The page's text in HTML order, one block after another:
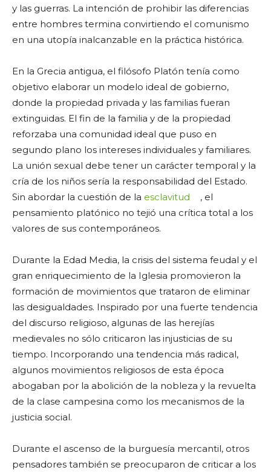
y las guerras. La intención de prohibir las diferencias
entre hombres termina convirtiendo el comunismo
en una utopía inalcanzable en la práctica histórica.
En la Grecia antigua, el filósofo Platón tenía como
objetivo elaborar un modelo ideal de gobierno,
donde la propiedad privada y las familias fueran
extinguidas. El fin de la familia y de la propiedad
reforzaba una comunidad ideal que puso en
segundo plano los intereses individuales y familiares.
La unión sexual debe tener un carácter temporal y la
cría de los niños sería la responsabilidad del Estado.
Sin abordar la cuestión de la esclavitud
, el
pensamiento platónico no tejió una crítica total a los
valores de sus contemporáneos.
Durante la Edad Media, la crisis del sistema feudal y el
gran enriquecimiento de la Iglesia promovieron la
formación de movimientos que trataron de eliminar
las desigualdades. Inspirado por una fuerte tendencia
del discurso religioso, algunas de las herejías
medievales no sólo criticaron las injusticias de su
tiempo. Incorporando una tendencia más radical,
algunos movimientos religiosos de esta época
abogaban por la abolición de la nobleza y la revuelta
de la clase campesina como los mecanismos de la
justicia social.
Durante el ascenso de la burguesía mercantil, otros
pensadores también se preocuparon de criticar a los